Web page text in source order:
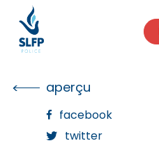
content
aperçu
facebook
twitter